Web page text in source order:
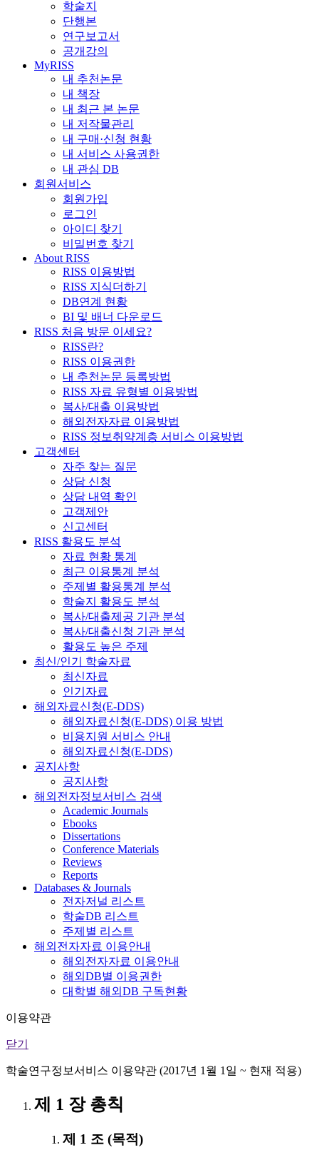
학술지
단행본
연구보고서
공개강의
MyRISS
내 추천논문
내 책장
내 최근 본 논문
내 저작물관리
내 구매·신청 현황
내 서비스 사용권한
내 관심 DB
회원서비스
회원가입
로그인
아이디 찾기
비밀번호 찾기
About RISS
RISS 이용방법
RISS 지식더하기
DB연계 현황
BI 및 배너 다운로드
RISS 처음 방문 이세요?
RISS란?
RISS 이용권한
내 추천논문 등록방법
RISS 자료 유형별 이용방법
복사/대출 이용방법
해외전자자료 이용방법
RISS 정보취약계층 서비스 이용방법
고객센터
자주 찾는 질문
상담 신청
상담 내역 확인
고객제안
신고센터
RISS 활용도 분석
자료 현황 통계
최근 이용통계 분석
주제별 활용통계 분석
학술지 활용도 분석
복사/대출제공 기관 분석
복사/대출신청 기관 분석
활용도 높은 주제
최신/인기 학술자료
최신자료
인기자료
해외자료신청(E-DDS)
해외자료신청(E-DDS) 이용 방법
비용지원 서비스 안내
해외자료신청(E-DDS)
공지사항
공지사항
해외전자정보서비스 검색
Academic Journals
Ebooks
Dissertations
Conference Materials
Reviews
Reports
Databases & Journals
전자저널 리스트
학술DB 리스트
주제별 리스트
해외전자자료 이용안내
해외전자자료 이용안내
해외DB별 이용권한
대학별 해외DB 구독현황
이용약관
닫기
학술연구정보서비스 이용약관 (2017년 1월 1일 ~ 현재 적용)
제 1 장 총칙
제 1 조 (목적)